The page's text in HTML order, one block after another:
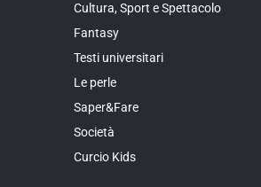
Cultura, Sport e Spettacolo
Fantasy
Testi universitari
Le perle
Saper&Fare
Società
Curcio Kids